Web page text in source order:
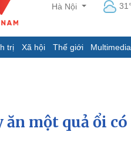
Hà Nội
trị Xã hội Thế giới Multimedia
Giáo dục
Dấu ấn VOV
một quả ổi